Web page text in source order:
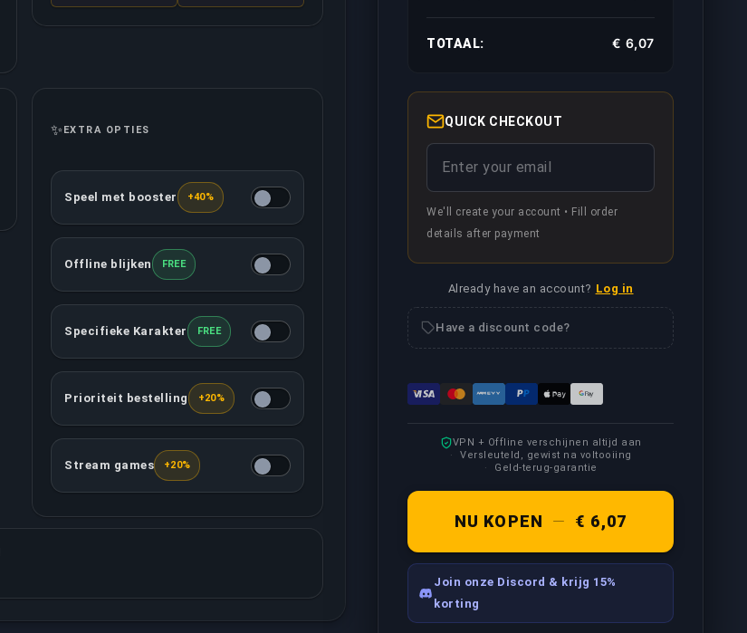
✨ EXTRA OPTIES
De aangewezen booster zal met jou spelen vanaf een ander account, zo kan je op jouw eigen
Speel met booster +40%
Deze optie zorgt ervoor dat jouw account offline staat in de chat, zo kunnen jouw vrienden niet
Offline blijken FREE
Jij mag beslissen welke karakters jouw toegewezen booster zal spelen terwijl hij jouw account
Specifieke Karakter FREE
Deze optie voorziet dat jouw bestelling met hoge prioriteit zal behandeld worden, dus resulteert in
Prioriteit bestelling +20%
Jouw toegewezen booster zal alle games recorden/live streamen, afhankelijk van jouw vereisten.
Stream games +20%
TOTAAL: € 6,07
QUICK CHECKOUT
We'll create your account • Fill order
details after payment
Already have an account? Log in
Have a discount code?
VPN + Offline verschijnen altijd aan
Versleuteld, gewist na voltooiing
Geld-terug-garantie
NU KOPEN — € 6,07
Join onze Discord & krijg 15%
korting